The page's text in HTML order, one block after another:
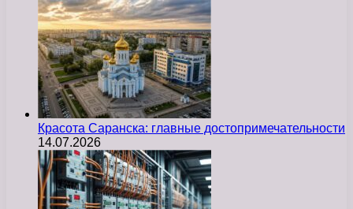
Красота Саранска: главные достопримечательности
14.07.2026